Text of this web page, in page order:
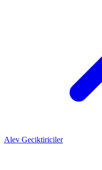
Alev Geciktiriciler